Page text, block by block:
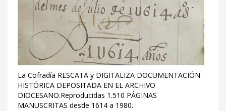
La Cofradía RESCATA y DIGITALIZA DOCUMENTACIÓN
HISTÓRICA DEPOSITADA EN EL ARCHIVO
DIOCESANO.Reproducidas 1.510 PÁGINAS
MANUSCRITAS desde 1614 a 1980.